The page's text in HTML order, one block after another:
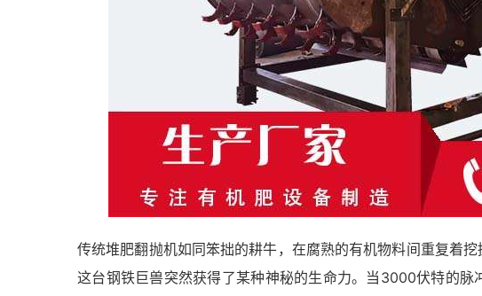
传统堆肥翻抛机如同笨拙的耕牛，在腐熟的有机物料间重复着
这台钢铁巨兽突然获得了某种神秘的生命力。当3000伏特的